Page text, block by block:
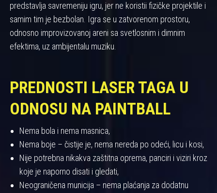
predstavlja savremeniju igru, jer ne koristii fizičke projektile i
samim tim je bezbolan. Igra se u zatvorenom prostoru,
odnosno improvizovanoj areni sa svetlosnim i dimnim
efektima, uz ambijentalu muziku.
PREDNOSTI LASER TAGA U
ODNOSU NA PAINTBALL
Nema bola i nema masnica,
Nema boje – čistije je, nema nereda po odeći, licu i kosi,
Nije potrebna nikakva zaštitna oprema, panciri i viziri kroz
koje je naporno disati i gledati,
Neograničena municija – nema plaćanja za dodatnu